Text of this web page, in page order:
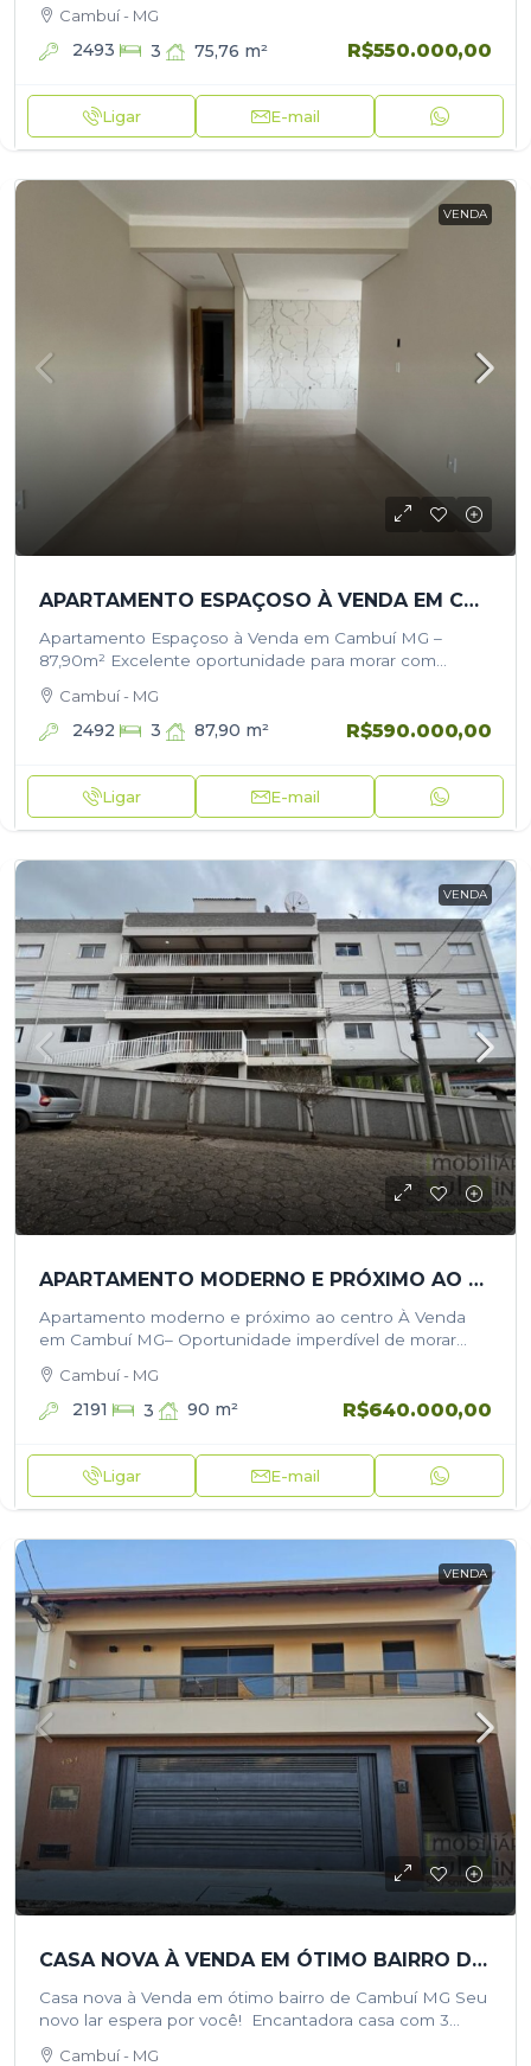
de Cambuí! Este belíssimo apartamento conta com
75,76m²…
Cambuí - MG
2493 3 75,76 m² R$550.000,00
Ligar E-mail
VENDA
APARTAMENTO ESPAÇOSO À VENDA EM CAMBUÍ/MG – 87,90M²
Apartamento Espaçoso à Venda em Cambuí MG –
87,90m² Excelente oportunidade para morar com
de Cambuí! Este belíssimo apartamento conta…
Cambuí - MG
2492 3 87,90 m² R$590.000,00
Ligar E-mail
VENDA
APARTAMENTO MODERNO E PRÓXIMO AO CENTRO À VENDA EM CAMBUÍ MG
Apartamento moderno e próximo ao centro À Venda
em Cambuí MG– Oportunidade imperdível de morar
com conforto, segurança e excelente localização! Este
apartamento moderno à venda em Cambuí…
Cambuí - MG
2191 3 90 m² R$640.000,00
Ligar E-mail
VENDA
CASA NOVA À VENDA EM ÓTIMO BAIRRO DE CAMBUÍ MG
Casa nova à Venda em ótimo bairro de Cambuí MG Seu
novo lar espera por você! Encantadora casa com 3
Cambuí - MG